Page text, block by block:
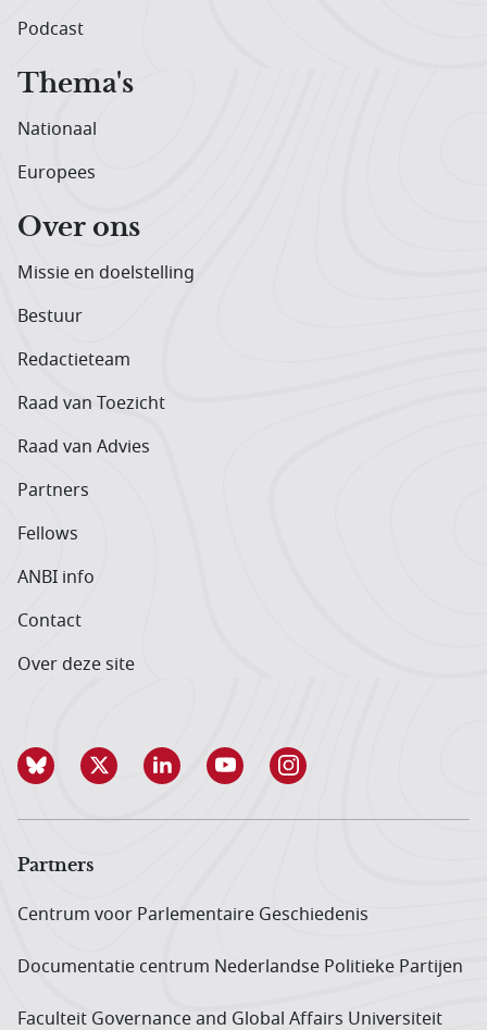
Podcast
Thema's
Nationaal
Europees
Over ons
Missie en doelstelling
Bestuur
Redactieteam
Raad van Toezicht
Raad van Advies
Partners
Fellows
ANBI info
Contact
Over deze site
Partners
Centrum voor Parlementaire Geschiedenis
Documentatie centrum Neder­landse Politieke Partijen
Faculteit Governance and Global Affairs Universiteit